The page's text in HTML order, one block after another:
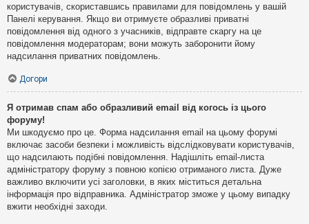
користувачів, скориставшись правилами для повідомлень у вашій
Панелі керування. Якщо ви отримуєте образливі приватні
повідомлення від одного з учасників, відправте скаргу на це
повідомлення модераторам; вони можуть заборонити йому
надсилання приватних повідомлень.
Догори
Я отримав спам або образливий email від когось із цього
форуму!
Ми шкодуємо про це. Форма надсилання email на цьому форумі
включає засоби безпеки і можливість відслідковувати користувачів,
що надсилають подібні повідомлення. Надішліть email-листа
адміністратору форуму з повною копією отриманого листа. Дуже
важливо включити усі заголовки, в яких міститься детальна
інформація про відправника. Адміністратор зможе у цьому випадку
вжити необхідні заходи.